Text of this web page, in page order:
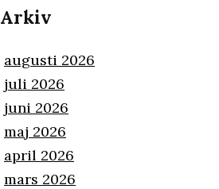
Arkiv
augusti 2026
juli 2026
juni 2026
maj 2026
april 2026
mars 2026